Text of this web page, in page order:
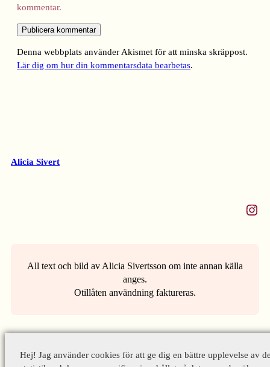
kommentar.
Denna webbplats använder Akismet för att minska skräppost.
Lär dig om hur din kommentarsdata bearbetas.
Alicia Sivert
Instagram
All text och bild av Alicia Sivertsson om inte annan källa
anges.
Otillåten användning faktureras.
Hej! Jag använder cookies för att ge dig en bättre upplevelse av